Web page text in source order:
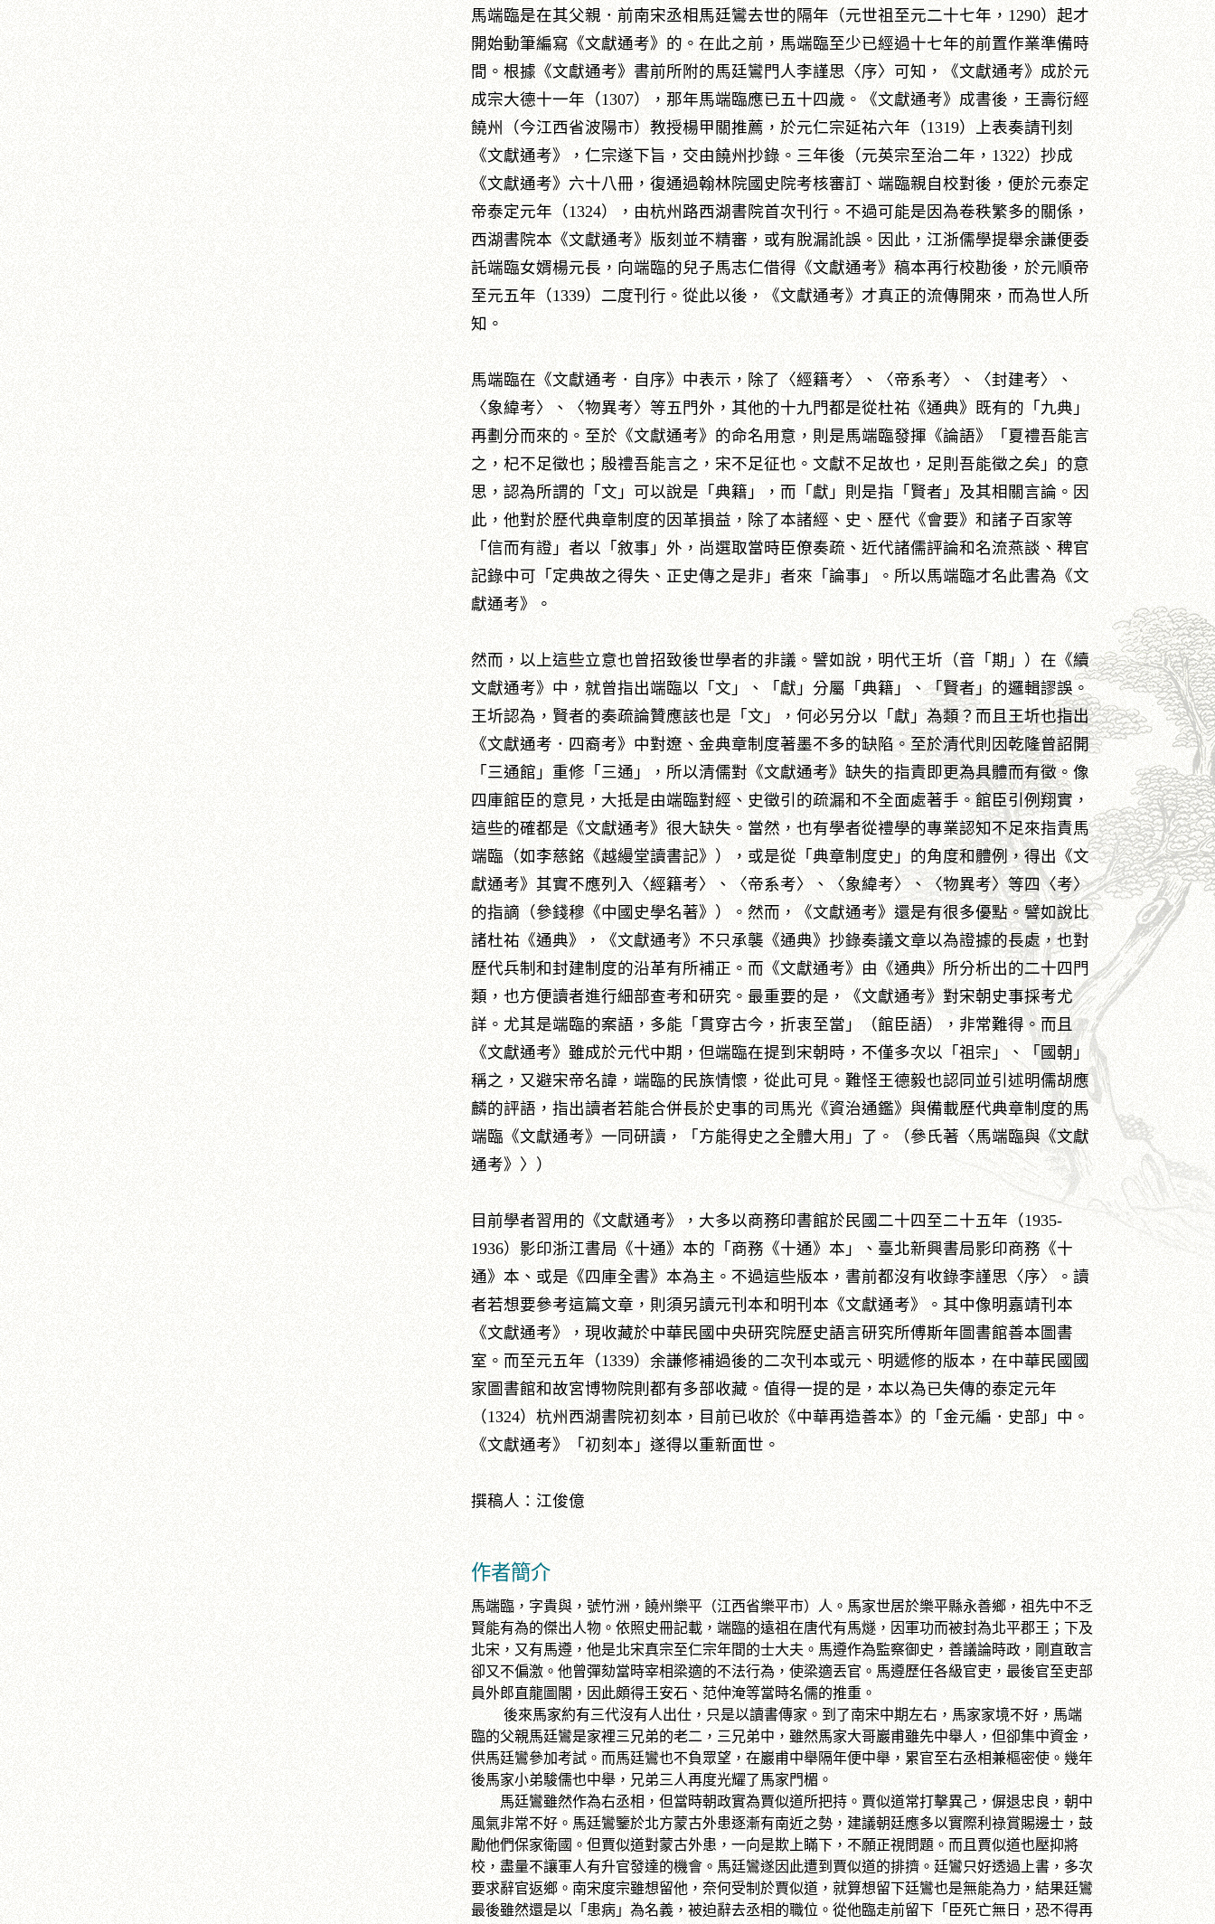
馬端臨是在其父親．前南宋丞相馬廷鸞去世的隔年（元世祖至元二十七年，1290）起才
開始動筆編寫《文獻通考》的。在此之前，馬端臨至少已經過十七年的前置作業準備時
間。根據《文獻通考》書前所附的馬廷鸞門人李謹思〈序〉可知，《文獻通考》成於元
成宗大德十一年（1307），那年馬端臨應已五十四歲。《文獻通考》成書後，王壽衍經
饒州（今江西省波陽市）教授楊甲關推薦，於元仁宗延祐六年（1319）上表奏請刊刻
《文獻通考》，仁宗遂下旨，交由饒州抄錄。三年後（元英宗至治二年，1322）抄成
《文獻通考》六十八冊，復通過翰林院國史院考核審訂、端臨親自校對後，便於元泰定
帝泰定元年（1324），由杭州路西湖書院首次刊行。不過可能是因為卷秩繁多的關係，
西湖書院本《文獻通考》版刻並不精審，或有脫漏訛誤。因此，江浙儒學提舉余謙便委
託端臨女婿楊元長，向端臨的兒子馬志仁借得《文獻通考》稿本再行校勘後，於元順帝
至元五年（1339）二度刊行。從此以後，《文獻通考》才真正的流傳開來，而為世人所
知。
馬端臨在《文獻通考．自序》中表示，除了〈經籍考〉、〈帝系考〉、〈封建考〉、
〈象緯考〉、〈物異考〉等五門外，其他的十九門都是從杜祐《通典》既有的「九典」
再劃分而來的。至於《文獻通考》的命名用意，則是馬端臨發揮《論語》「夏禮吾能言
之，杞不足徵也；殷禮吾能言之，宋不足征也。文獻不足故也，足則吾能徵之矣」的意
思，認為所謂的「文」可以說是「典籍」，而「獻」則是指「賢者」及其相關言論。因
此，他對於歷代典章制度的因革損益，除了本諸經、史、歷代《會要》和諸子百家等
「信而有證」者以「敘事」外，尚選取當時臣僚奏疏、近代諸儒評論和名流燕談、稗官
記錄中可「定典故之得失、正史傳之是非」者來「論事」。所以馬端臨才名此書為《文
獻通考》。
然而，以上這些立意也曾招致後世學者的非議。譬如說，明代王圻（音「期」）在《續
文獻通考》中，就曾指出端臨以「文」、「獻」分屬「典籍」、「賢者」的邏輯謬誤。
王圻認為，賢者的奏疏論贊應該也是「文」，何必另分以「獻」為類？而且王圻也指出
《文獻通考．四裔考》中對遼、金典章制度著墨不多的缺陷。至於清代則因乾隆曾詔開
「三通館」重修「三通」，所以清儒對《文獻通考》缺失的指責即更為具體而有徵。像
四庫館臣的意見，大抵是由端臨對經、史徵引的疏漏和不全面處著手。館臣引例翔實，
這些的確都是《文獻通考》很大缺失。當然，也有學者從禮學的專業認知不足來指責馬
端臨（如李慈銘《越縵堂讀書記》），或是從「典章制度史」的角度和體例，得出《文
獻通考》其實不應列入〈經籍考〉、〈帝系考〉、〈象緯考〉、〈物異考〉等四〈考〉
的指謫（參錢穆《中國史學名著》）。然而，《文獻通考》還是有很多優點。譬如說比
諸杜祐《通典》，《文獻通考》不只承襲《通典》抄錄奏議文章以為證據的長處，也對
歷代兵制和封建制度的沿革有所補正。而《文獻通考》由《通典》所分析出的二十四門
類，也方便讀者進行細部查考和研究。最重要的是，《文獻通考》對宋朝史事採考尤
詳。尤其是端臨的案語，多能「貫穿古今，折衷至當」（館臣語），非常難得。而且
《文獻通考》雖成於元代中期，但端臨在提到宋朝時，不僅多次以「祖宗」、「國朝」
稱之，又避宋帝名諱，端臨的民族情懷，從此可見。難怪王德毅也認同並引述明儒胡應
麟的評語，指出讀者若能合併長於史事的司馬光《資治通鑑》與備載歷代典章制度的馬
端臨《文獻通考》一同研讀，「方能得史之全體大用」了。（參氏著〈馬端臨與《文獻
通考》〉）
目前學者習用的《文獻通考》，大多以商務印書館於民國二十四至二十五年（1935-
1936）影印浙江書局《十通》本的「商務《十通》本」、臺北新興書局影印商務《十
通》本、或是《四庫全書》本為主。不過這些版本，書前都沒有收錄李謹思〈序〉。讀
者若想要參考這篇文章，則須另讀元刊本和明刊本《文獻通考》。其中像明嘉靖刊本
《文獻通考》，現收藏於中華民國中央研究院歷史語言研究所傅斯年圖書館善本圖書
室。而至元五年（1339）余謙修補過後的二次刊本或元、明遞修的版本，在中華民國國
家圖書館和故宮博物院則都有多部收藏。值得一提的是，本以為已失傳的泰定元年
（1324）杭州西湖書院初刻本，目前已收於《中華再造善本》的「金元編．史部」中。
《文獻通考》「初刻本」遂得以重新面世。
撰稿人：江俊億
作者簡介
馬端臨，字貴與，號竹洲，饒州樂平（江西省樂平市）人。馬家世居於樂平縣永善鄉，祖先中不乏
賢能有為的傑出人物。依照史冊記載，端臨的遠祖在唐代有馬燧，因軍功而被封為北平郡王；下及
北宋，又有馬遵，他是北宋真宗至仁宗年間的士大夫。馬遵作為監察御史，善議論時政，剛直敢言
卻又不偏激。他曾彈劾當時宰相梁適的不法行為，使梁適丟官。馬遵歷任各級官吏，最後官至吏部
員外郎直龍圖閣，因此頗得王安石、范仲淹等當時名儒的推重。
後來馬家約有三代沒有人出仕，只是以讀書傳家。到了南宋中期左右，馬家家境不好，馬端
臨的父親馬廷鸞是家裡三兄弟的老二，三兄弟中，雖然馬家大哥巖甫雖先中舉人，但卻集中資金，
供馬廷鸞參加考試。而馬廷鸞也不負眾望，在巖甫中舉隔年便中舉，累官至右丞相兼樞密使。幾年
後馬家小弟駿儒也中舉，兄弟三人再度光耀了馬家門楣。
馬廷鸞雖然作為右丞相，但當時朝政實為賈似道所把持。賈似道常打擊異己，偋退忠良，朝中
風氣非常不好。馬廷鸞鑒於北方蒙古外患逐漸有南近之勢，建議朝廷應多以實際利祿賞賜邊士，鼓
勵他們保家衛國。但賈似道對蒙古外患，一向是欺上瞞下，不願正視問題。而且賈似道也壓抑將
校，盡量不讓軍人有升官發達的機會。馬廷鸞遂因此遭到賈似道的排擠。廷鸞只好透過上書，多次
要求辭官返鄉。南宋度宗雖想留他，奈何受制於賈似道，就算想留下廷鸞也是無能為力，結果廷鸞
最後雖然還是以「患病」為名義，被迫辭去丞相的職位。從他臨走前留下「臣死亡無日，恐不得再